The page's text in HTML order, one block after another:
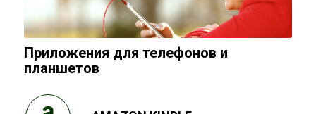
Приложения для телефонов и
планшетов